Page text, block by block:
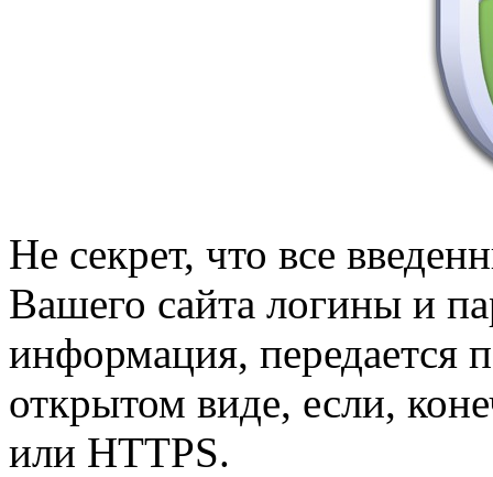
Не секрет, что все
Вашего сайта логины и
информация, передается
открытом виде, если,
или HTTPS.